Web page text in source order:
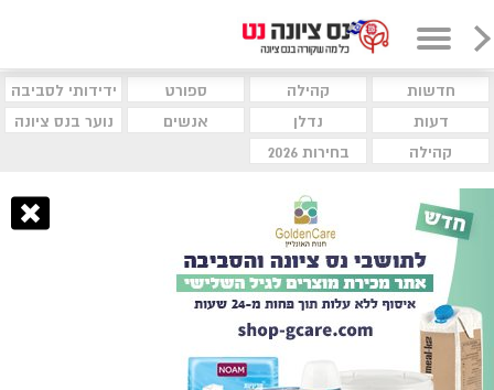
חדשות קהילה ספורט
ידידותי לסביבה
דעות
נדלן אנשים
נוער בנס ציונה
קהילה
בחירות 2026